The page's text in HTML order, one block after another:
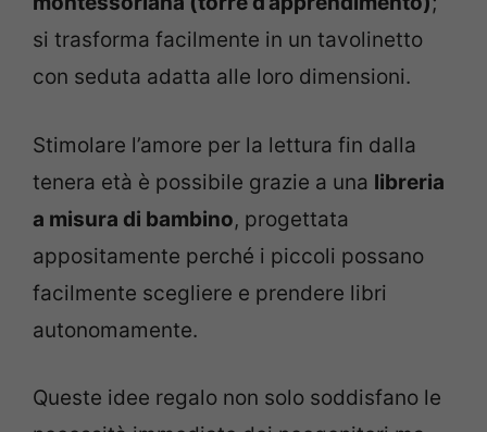
si trasforma facilmente in un tavolinetto
con seduta adatta alle loro dimensioni.
Stimolare l’amore per la lettura fin dalla
tenera età è possibile grazie a una libreria
a misura di bambino, progettata
appositamente perché i piccoli possano
facilmente scegliere e prendere libri
autonomamente.
Queste idee regalo non solo soddisfano le